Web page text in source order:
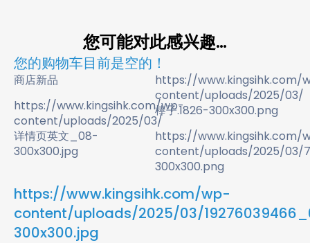
您可能对此感兴趣…
您的购物车目前是空的！
商店新品
https://www.kingsihk.com/wp-
content/uploads/2025/03/
详情页英文_08-
300x300.jpg
https://www.kingsihk.com/
content/uploads/2025/03/
棒子.1826-300x300.png
https://www.kingsihk.com/
content/uploads/2025/03/
300x300.png
https://www.kingsihk.com/wp-
content/uploads/2025/03/
300x300.jpg